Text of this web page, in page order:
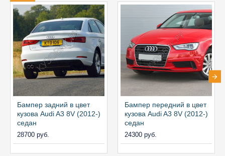
Бампер задний в цвет
кузова Audi A3 8V (2012-)
седан
28700 руб.
Бампер передний в цвет
кузова Audi A3 8V (2012-)
седан
24300 руб.